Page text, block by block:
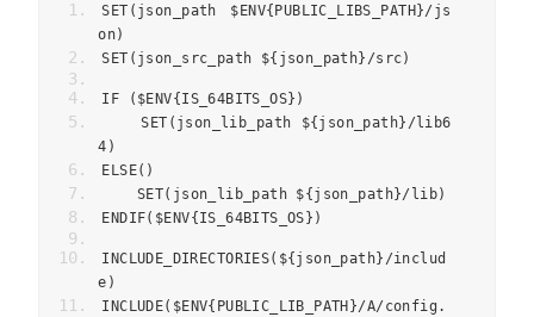
SET ( json_path $ENV{ PUBLIC_LIBS_PATH }/ js
on)
SET ( json_src_path ${ json_path}/src)
IF ( $ENV{ IS_64BITS_OS})
    SET
( json_lib_path ${ json_path}/ lib6
4 )
ELSE()
    SET
( json_lib_path ${ json_path}/ lib)
ENDIF( $ENV{ IS_64BITS_OS })
INCLUDE_DIRECTORIES( ${ json_path}/includ
e )
INCLUDE( $ENV{ PUBLIC_LIB_PATH }/A/ config .